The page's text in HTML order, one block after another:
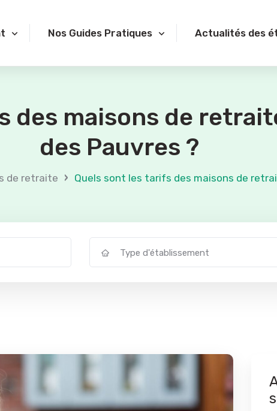
Nos Guides Pratiques Actualités des
des maisons de
des Pauvres ?
de retraite › Quels sont les tarifs des maisons de
Type d'établissement